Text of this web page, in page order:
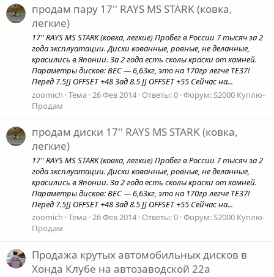
продам пару 17'' RAYS MS STARK (ковка,
легкие)
17'' RAYS MS STARK (ковка, легкие) Пробег в России 7 тысяч за 2
года эксплуатации. Диски кованные, ровные, не деланные,
красились в Японии. За 2 года есть сколы краски от камней.
Параметры дисков: ВЕС — 6,63кг, это на 170гр легче TE37!
Перед 7.5JJ OFFSET +48 Зад 8.5 JJ OFFSET +55 Сейчас на...
zoomich Тема 26 Фев 2014 Ответы: 0 Форум:S2000 Куплю-
Продам
продам диски 17'' RAYS MS STARK (ковка,
легкие)
17'' RAYS MS STARK (ковка, легкие) Пробег в России 7 тысяч за 2
года эксплуатации. Диски кованные, ровные, не деланные,
красились в Японии. За 2 года есть сколы краски от камней.
Параметры дисков: ВЕС — 6,63кг, это на 170гр легче TE37!
Перед 7.5JJ OFFSET +48 Зад 8.5 JJ OFFSET +55 Сейчас на...
zoomich Тема 26 Фев 2014 Ответы: 0 Форум:S2000 Куплю-
Продам
Продажа крутых автомобильных дисков в
Хонда Клубе на автозаводской 22а